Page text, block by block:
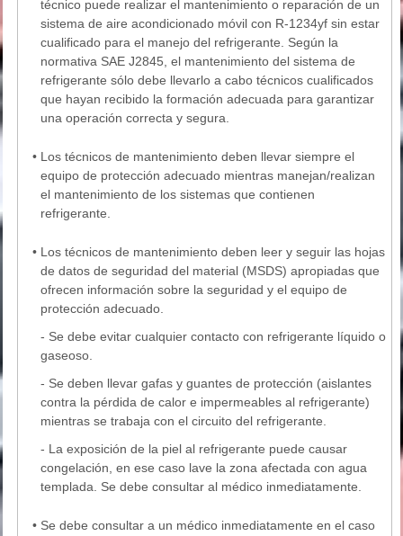
técnico puede realizar el mantenimiento o reparación de un
sistema de aire acondicionado móvil con R-1234yf sin estar
cualificado para el manejo del refrigerante. Según la
normativa SAE J2845, el mantenimiento del sistema de
refrigerante sólo debe llevarlo a cabo técnicos cualificados
que hayan recibido la formación adecuada para garantizar
una operación correcta y segura.
• Los técnicos de mantenimiento deben llevar siempre el
equipo de protección adecuado mientras manejan/realizan
el mantenimiento de los sistemas que contienen
refrigerante.
• Los técnicos de mantenimiento deben leer y seguir las hojas
de datos de seguridad del material (MSDS) apropiadas que
ofrecen información sobre la seguridad y el equipo de
protección adecuado.
- Se debe evitar cualquier contacto con refrigerante líquido o
gaseoso.
- Se deben llevar gafas y guantes de protección (aislantes
contra la pérdida de calor e impermeables al refrigerante)
mientras se trabaja con el circuito del refrigerante.
- La exposición de la piel al refrigerante puede causar
congelación, en ese caso lave la zona afectada con agua
templada. Se debe consultar al médico inmediatamente.
• Se debe consultar a un médico inmediatamente en el caso